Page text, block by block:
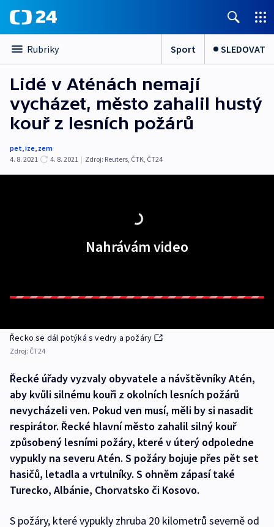
Rubriky Sport SLEDOVAT
Lidé v Aténách nemají
vycházet, město zahalil hustý
kouř z lesních požárů
pet,ize, zem
4. 8. 2021
4. 8. 2021 | Zdroj: Reuters, ČTK, ČT24
Nahrávám video
Řecko se dál potýká s vedry a požáry
Zdroj: ČT24
Řecké úřady vyzvaly obyvatele a návštěvníky Atén,
aby kvůli silnému kouři z okolních lesních požárů
nevycházeli ven. Pokud ven musí, měli by si nasadit
respirátor. Řecké hlavní město zahalil silný kouř
způsobený lesními požáry, které v úterý odpoledne
vypukly na severu Atén. S požáry bojuje přes pět set
hasičů, letadla a vrtulníky. S ohněm zápasí také
Turecko, Albánie, Chorvatsko či Kosovo.
S požáry, které vypukly zhruba 20 kilometrů severně od